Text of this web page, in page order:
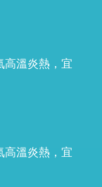
高溫炎熱，宜
高溫炎熱，宜